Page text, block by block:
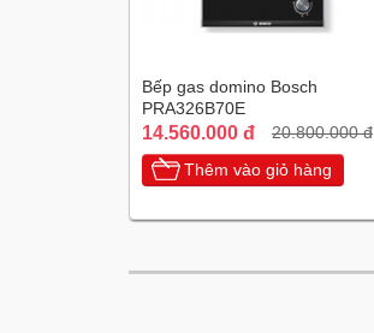
Bếp gas domino Bosch
PRA326B70E
14.560.000 đ 20.800.000 đ
Thêm vào giỏ hàng